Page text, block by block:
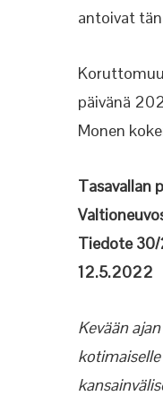
antoivat
päivänä
Monen
Tasavallan
Tiedote
12.5.2022
Kevään